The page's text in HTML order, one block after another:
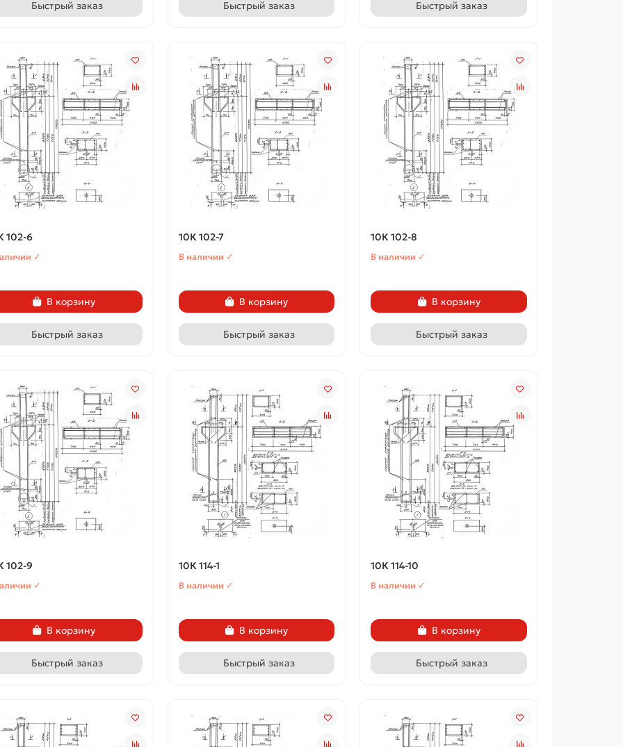
Быстрый заказ Быстрый заказ Быстрый заказ
102-6
✓
В корзину
Быстрый заказ
10К 102-7
В наличии ✓
В корзину
Быстрый заказ
10К 102-8
В наличии ✓
В корзину
Быстрый заказ
102-9
✓
В корзину
Быстрый заказ
10К 114-1
В наличии ✓
В корзину
Быстрый заказ
10К 114-10
В наличии ✓
В корзину
Быстрый заказ